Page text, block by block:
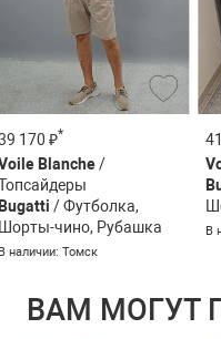
170 ₽*
Blanche/
/ Футболка,
чино, Рубашка
наличии: Томск
В
ВАМ МОГУТ